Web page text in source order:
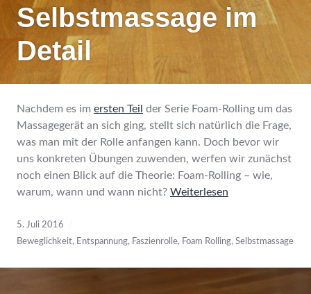
Selbstmassage im
Detail
Nachdem es im ersten Teil der Serie Foam-Rolling um das
Massagegerät an sich ging, stellt sich natürlich die Frage,
was man mit der Rolle anfangen kann. Doch bevor wir
uns konkreten Übungen zuwenden, werfen wir zunächst
noch einen Blick auf die Theorie: Foam-Rolling – wie,
warum, wann und wann nicht? Weiterlesen
5. Juli 2016
Beweglichkeit, Entspannung, Faszienrolle, Foam Rolling, Selbstmassage